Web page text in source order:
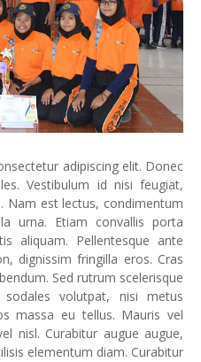
adipiscing elit. Donec
Vestibulum id nisi feugiat,
Nam est lectus, condimentum
urna. Etiam convallis porta
aliquam. Pellentesque ante
dignissim fringilla eros. Cras
Sed rutrum scelerisque
volutpat, nisi metus
massa eu tellus. Mauris vel
nisl. Curabitur augue augue,
elementum diam. Curabitur